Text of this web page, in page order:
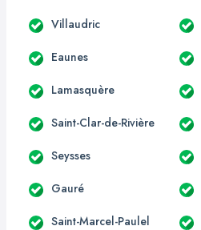
Villaudric
Eaunes
Lamasquère
Saint-Clar-de-Rivière
Seysses
Gauré
Saint-Marcel-Paulel